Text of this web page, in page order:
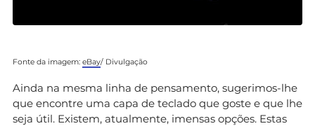
Fonte da imagem: eBay/ Divulgação
Ainda na mesma linha de pensamento, sugerimos-lhe
que encontre uma capa de teclado que goste e que lhe
seja útil. Existem, atualmente, imensas opções. Estas